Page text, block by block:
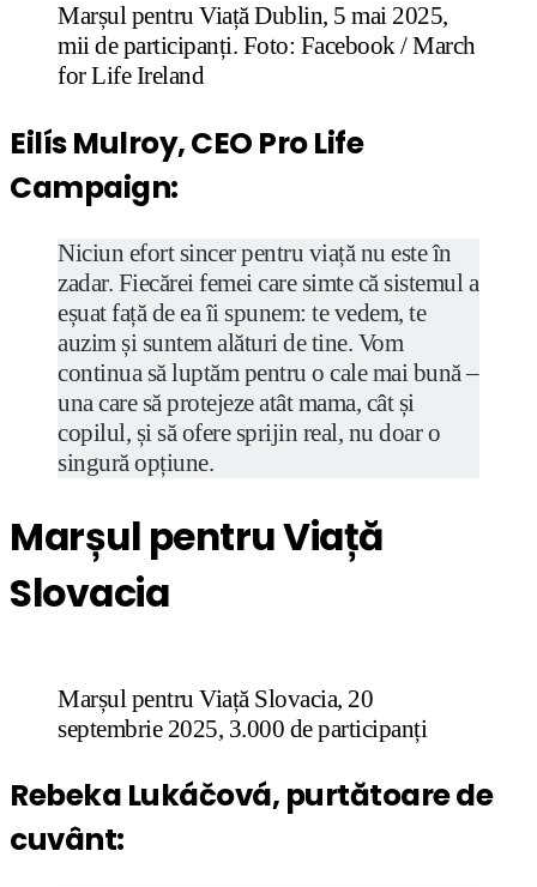
Marșul pentru Viață Dublin, 5 mai 2025,
mii de participanți. Foto: Facebook / March
for Life Ireland
Eilís Mulroy, CEO Pro Life
Campaign:
Niciun efort sincer pentru viață nu este în
zadar. Fiecărei femei care simte că sistemul a
eșuat față de ea îi spunem: te vedem, te
auzim și suntem alături de tine. Vom
continua să luptăm pentru o cale mai bună –
una care să protejeze atât mama, cât și
copilul, și să ofere sprijin real, nu doar o
singură opțiune.
Marșul pentru Viață
Slovacia
Marșul pentru Viață Slovacia, 20
septembrie 2025, 3.000 de participanți
Rebeka Lukáčová, purtătoare de
cuvânt: